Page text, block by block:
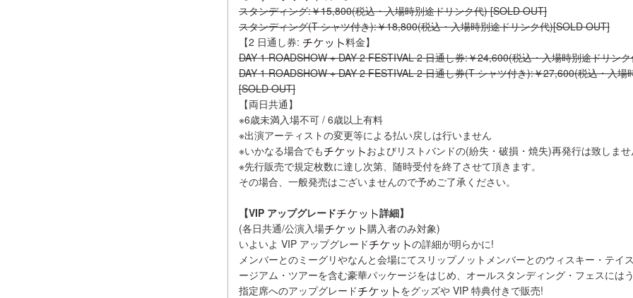
スタンディング:￥15,800(税込・入場時別途ドリンク代) [SOLD OUT]
スタンディング(T シャツ付き):￥18,800(税込・入場時別途ドリンク代)[SOLD OUT]
【2 日通し券:
料金】
DAY 1 ROADSHOW + DAY 2 FESTIVAL 2 日通し券:￥24,600(税込・入場時別途ドリン
DAY 1 ROADSHOW + DAY 2 FESTIVAL 2 日通し券(T シャツ付き):￥27,600(税込・入場
[SOLD OUT]
【両日共通】
※6歳未満入場不可 / 6歳以上有料
※出演アーティストの変更等による払い戻しは行いません
※いかなる場合でも
およびリストバンドの(紛失・破損・焼失)再発行は致しませ
※先行販売で規定枚数に達し次第、随時受付を終了させて頂きます。
その場合、一般発売はございませんので予めご了承ください。
【VIP アップグレード
詳細】
(各日共通/公演入場
購入者のみ対象)
いよいよ VIP アップグレード
の詳細が明らかに!
メンバーとのミーグリやなんと会場にてスリップノットメンバーとのウィスキー・テイ
ージアム・ツアーを含む豪華パッケージをはじめ、オールスタンディング・フェスには
指定席へのアップグレード
をグッズや VIP 特典付きで販売!